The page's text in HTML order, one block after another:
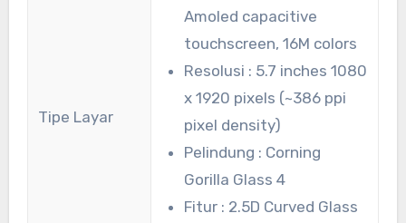
Tipe Layar
Amoled capacitive
touchscreen, 16M colors
Resolusi : 5.7 inches 1080
x 1920 pixels (~386 ppi
pixel density)
Pelindung : Corning
Gorilla Glass 4
Fitur : 2.5D Curved Glass